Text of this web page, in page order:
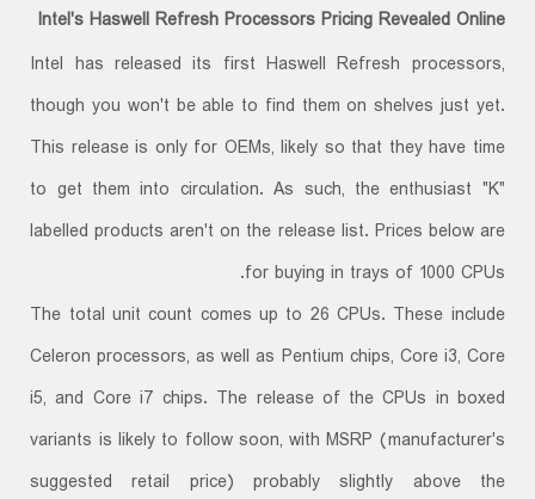
Intel's Haswell Refresh Processors Pricing Revealed Online
Intel has released its first Haswell Refresh processors,
though you won't be able to find them on shelves just yet.
This release is only for OEMs, likely so that they have time
to get them into circulation. As such, the enthusiast "K"
labelled products aren't on the release list. Prices below are
for buying in trays of 1000 CPUs.
The total unit count comes up to 26 CPUs. These include
Celeron processors, as well as Pentium chips, Core i3, Core
i5, and Core i7 chips. The release of the CPUs in boxed
variants is likely to follow soon, with MSRP (manufacturer's
suggested retail price) probably slightly above the